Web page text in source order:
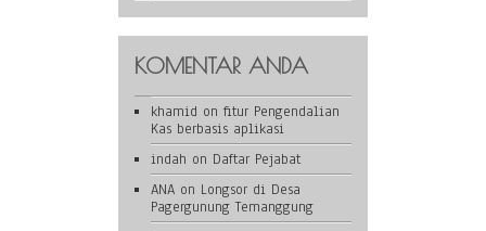
KOMENTAR ANDA
khamid on fitur Pengendalian
Kas berbasis aplikasi
indah on Daftar Pejabat
ANA on Longsor di Desa
Pagergunung Temanggung